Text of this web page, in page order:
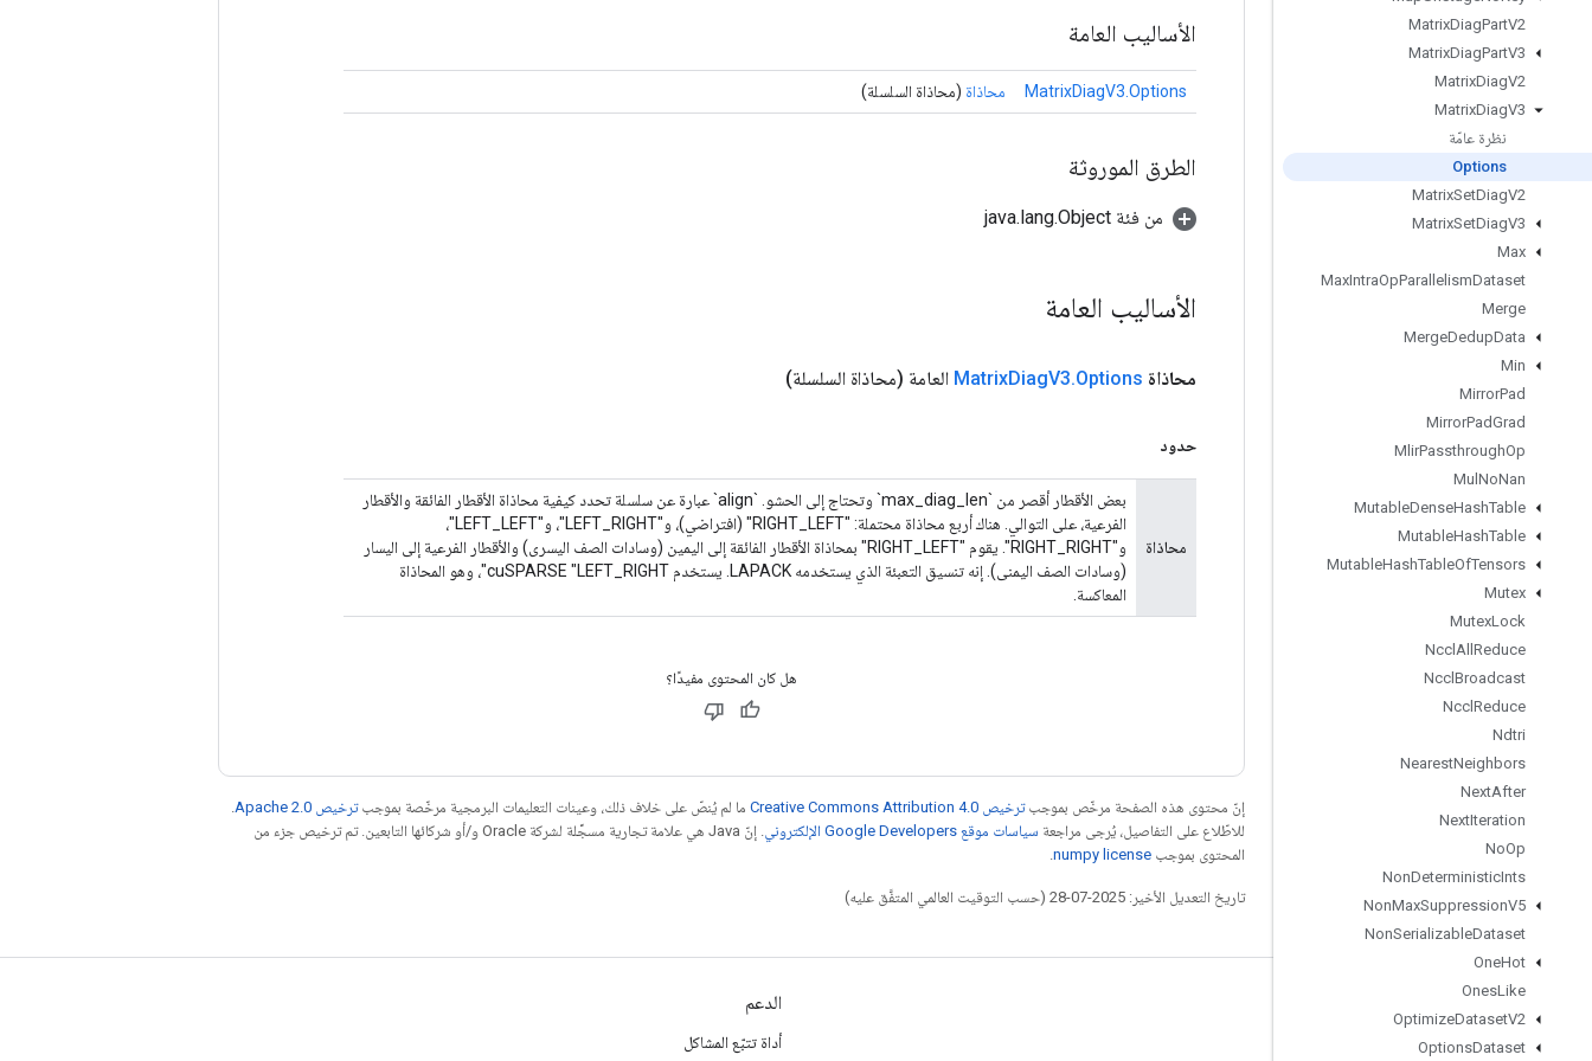
MatrixDiagPartV2
MatrixDiagPartV3
MatrixDiagV2
MatrixDiagV3
نظرة عامّة
Options
MatrixSetDiagV2
MatrixSetDiagV3
Max
MaxIntraOpParallelismDataset
Merge
MergeDedupData
Min
MirrorPad
MirrorPadGrad
MlirPassthroughOp
Mul NoNan
MutableDenseHashTable
MutableHashTable
MutableHashTableOfTensors
Mutex
MutexLock
Nccl All Reduce
Nccl Broadcast
Nccl Reduce
Ndtri
NearestNeighbors
NextAfter
NextIteration
NoOp
NonDeterministicInts
NonMaxSuppressionV5
NonSerializableDataset
OneHot
OnesLike
OptimizeDatasetV2
OptionsDataset
الأساليب العامة
MatrixDiagV3.Options محاذاة (محاذاة السلسلة)
الطرق الموروثة
من فئة java.lang.Object
الأساليب العامة
محاذاة MatrixDiagV3.Options العامة (محاذاة السلسلة)
حدود
محاذاة
بعض الأقطار أقصر من `max_diag_len` وتحتاج إلى الحشو. `align` عبارة عن سلسلة تحدد كيفية محاذاة الأقطار الفائقة والأقطار
الفرعية، على التوالي. هناك أربع محاذاة محتملة: "RIGHT_LEFT" (افتراضي)، و"LEFT_RIGHT"، و"LEFT_LEFT"،
و"RIGHT_RIGHT". يقوم "RIGHT_LEFT" بمحاذاة الأقطار الفائقة إلى اليمين (وسادات الصف اليسرى) والأقطار الفرعية إلى اليسار
(وسادات الصف اليمنى). إنه تنسيق التعبئة الذي يستخدمه LAPACK. يستخدم cuSPARSE "LEFT_RIGHT"، وهو المحاذاة
المعاكسة.
هل كان المحتوى مفيدًا؟
إنّ محتوى هذه الصفحة مرخّص بموجبترخيص Creative Commons Attribution 4.0‏ ما لم يُنصّ على خلاف ذلك، وعينات التعليمات البرمجية مرخّصة بموجبترخيص Apache 2.0‏
للاطّلاع على التفاصيل، يُرجى مراجعة سياسات موقع Google Developers الإلكتروني
. إنّ Java هي علامة تجارية مسجَّلة لشركة Oracle و/أو شركائها التابعين. تم ترخيص جزء من
المحتوى بموجب numpy license
تاريخ التعديل الأخير: 2025-07-28 (حسب التوقيت العالمي المتفَّق عليه)
التواصل الاجتماعي
المدوّنة
الدعم
أداة تتبّع المشاكل